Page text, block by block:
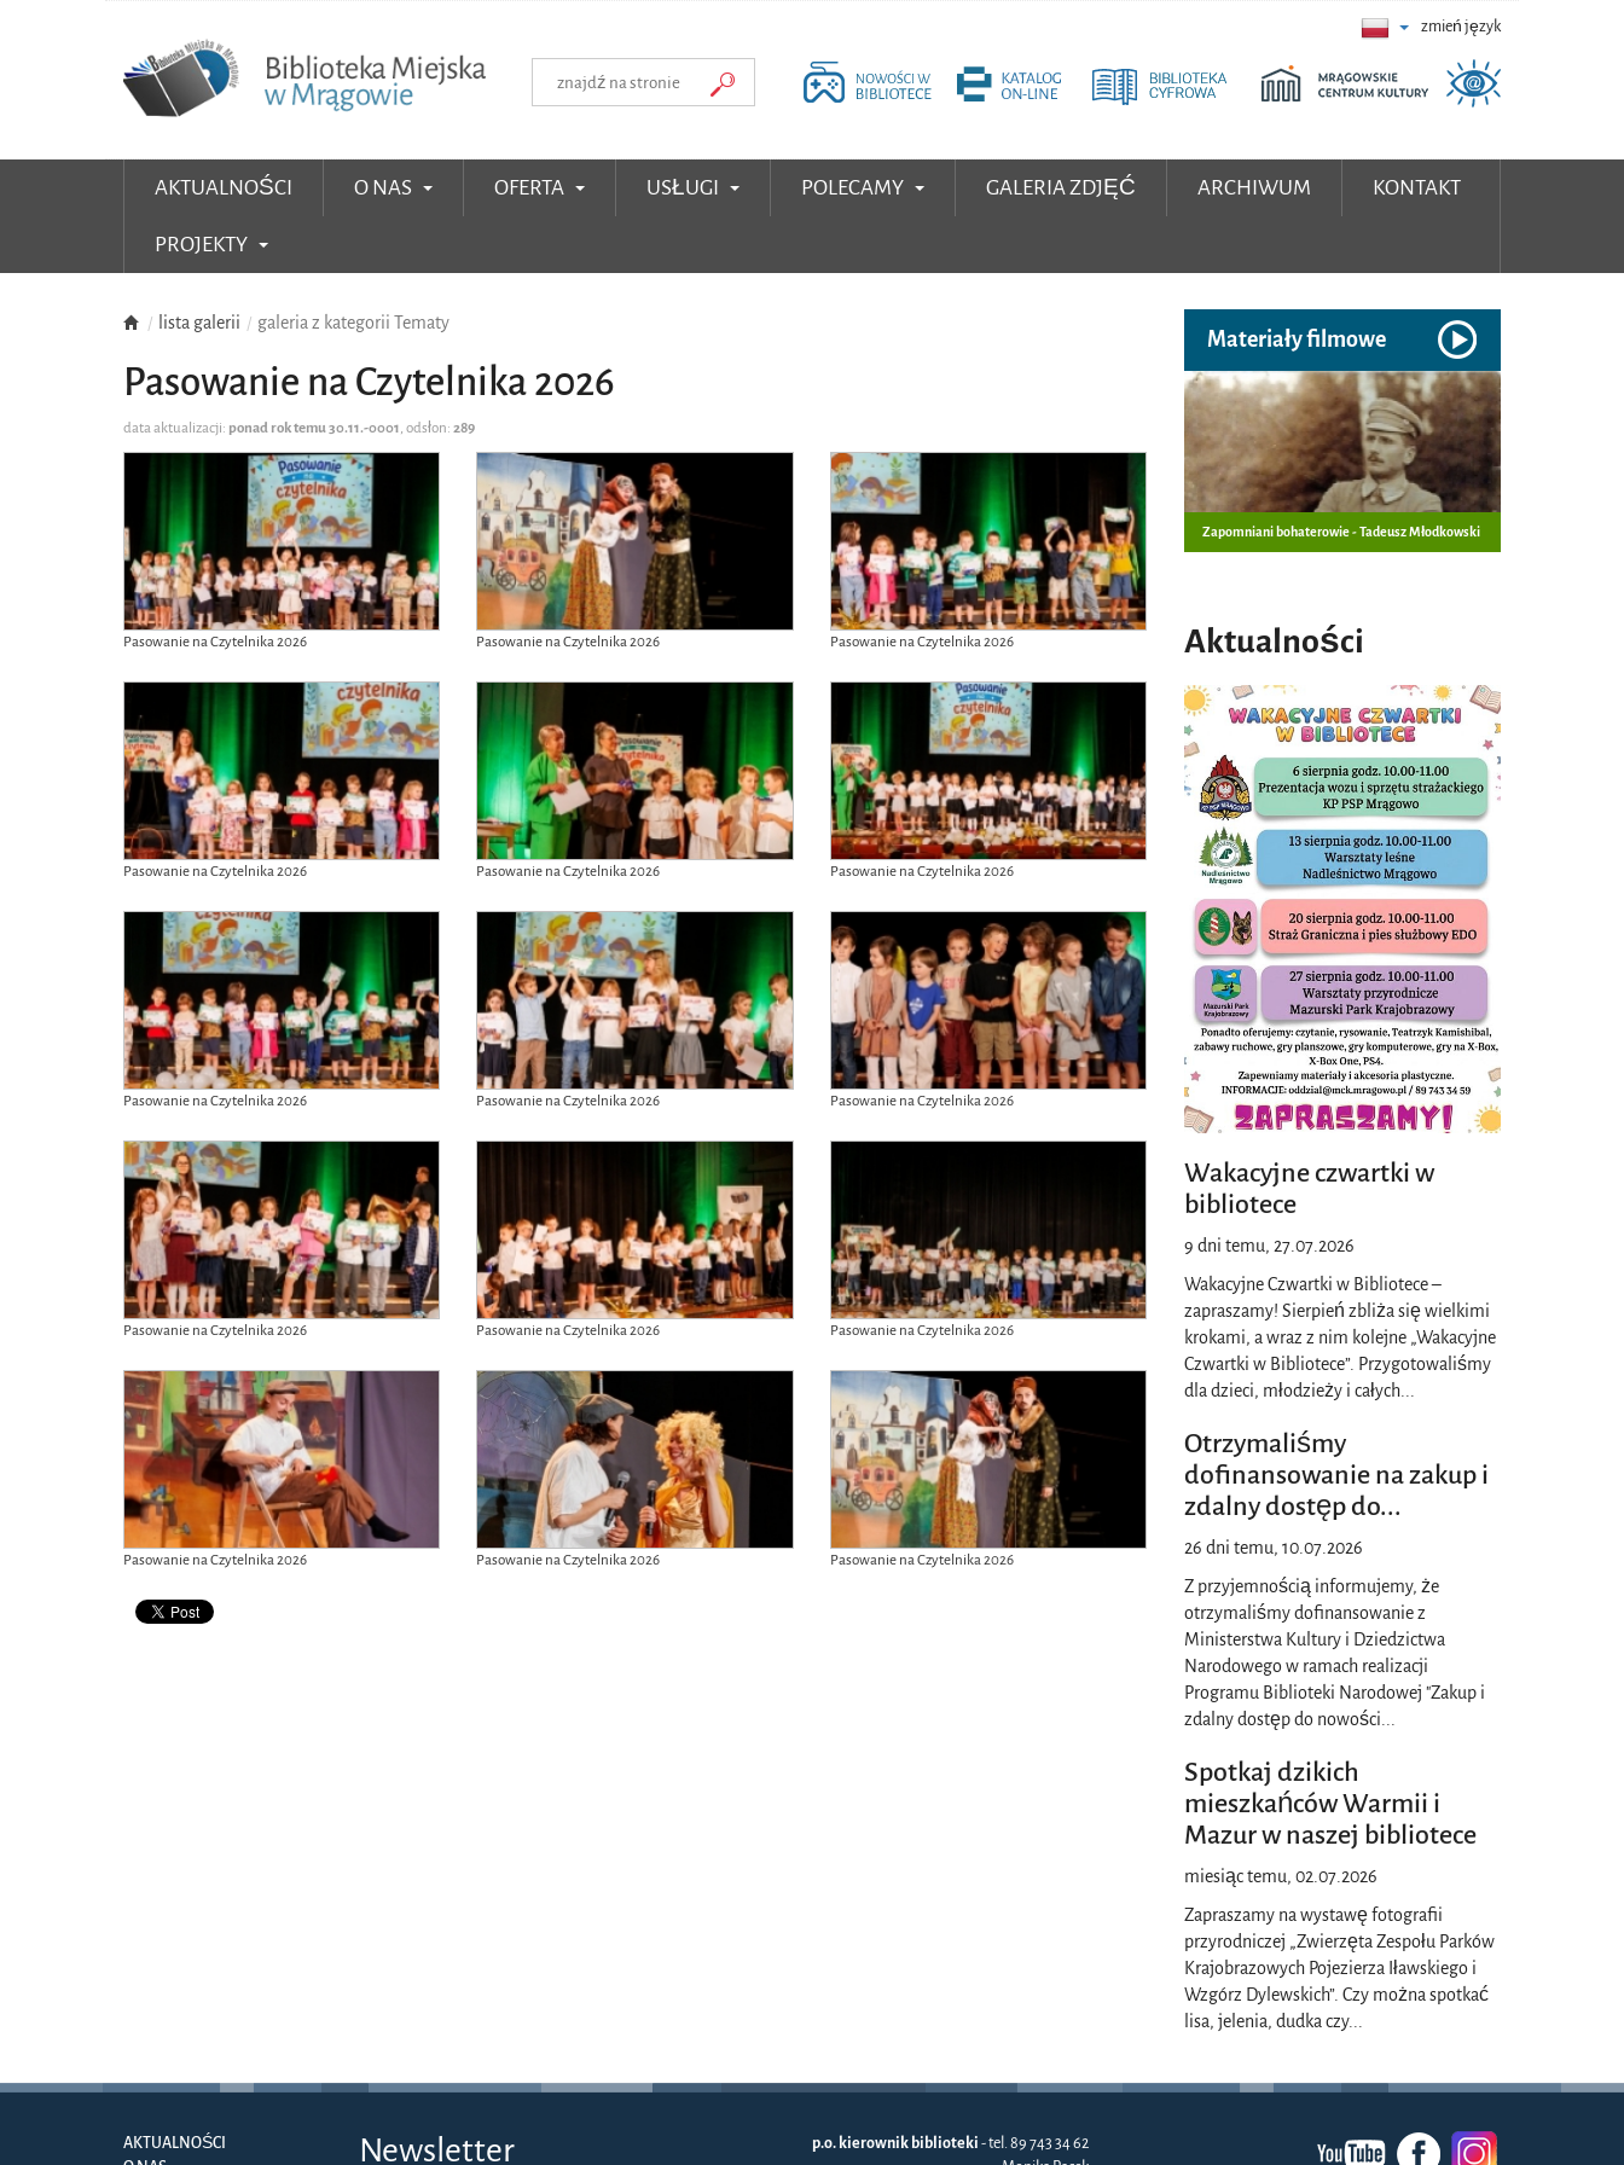
zmień język
AKTUALNOŚCI O NAS OFERTA USŁUGI POLECAMY GALERIA ZDJĘĆ ARCHIWUM KONTAKT
PROJEKTY
lista galerii galeria z kategorii Tematy
Pasowanie na Czytelnika 2026
data aktualizacji: ponad rok temu 30.11.-0001, odsłon: 289
Pasowanie na Czytelnika 2026 Pasowanie na Czytelnika 2026 Pasowanie na Czytelnika 2026
Pasowanie na Czytelnika 2026 Pasowanie na Czytelnika 2026 Pasowanie na Czytelnika 2026
Pasowanie na Czytelnika 2026 Pasowanie na Czytelnika 2026 Pasowanie na Czytelnika 2026
Pasowanie na Czytelnika 2026 Pasowanie na Czytelnika 2026 Pasowanie na Czytelnika 2026
Pasowanie na Czytelnika 2026 Pasowanie na Czytelnika 2026 Pasowanie na Czytelnika 2026
Materiały filmowe
Zapomniani bohaterowie - Tadeusz Młodkowski
Aktualności
Wakacyjne czwartki w
bibliotece
9 dni temu, 27.07.2026
Wakacyjne Czwartki w Bibliotece –
zapraszamy! Sierpień zbliża się wielkimi
krokami, a wraz z nim kolejne „Wakacyjne
Czwartki w Bibliotece”. Przygotowaliśmy
dla dzieci, młodzieży i całych...
Otrzymaliśmy
dofinansowanie na zakup i
zdalny dostęp do...
26 dni temu, 10.07.2026
Z przyjemnością informujemy, że
otrzymaliśmy dofinansowanie z
Ministerstwa Kultury i Dziedzictwa
Narodowego w ramach realizacji
Programu Biblioteki Narodowej "Zakup i
zdalny dostęp do nowości
Spotkaj dzikich
mieszkańców Warmii i
Mazur w naszej bibliotece
miesiąc temu, 02.07.2026
Zapraszamy na wystawę fotografii
przyrodniczej „Zwierzęta Zespołu Parków
Krajobrazowych Pojezierza Iławskiego i
Wzgórz Dylewskich”. Czy można spotkać
lisa, jelenia, dudka czy...
AKTUALNOŚCI
Newsletter p.o. kierownik biblioteki - tel. 89 743 34 62